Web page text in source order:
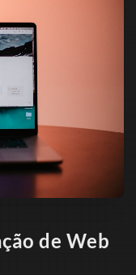
de Web